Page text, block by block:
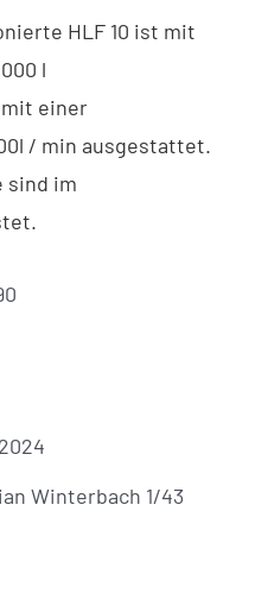
HLF 10 ist mit
l
mit einer
/ min ausgestattet.
sind im
Winterbach 1/43